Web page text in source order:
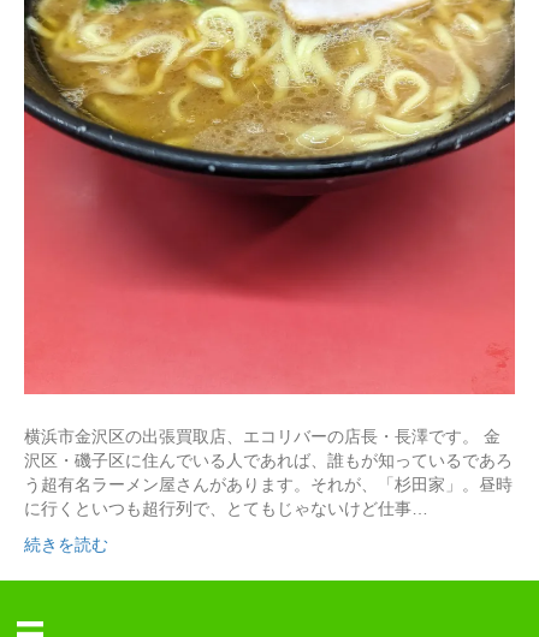
横浜市金沢区の出張買取店、エコリバーの店長・長澤です。 金
沢区・磯子区に住んでいる人であれば、誰もが知っているであろ
う超有名ラーメン屋さんがあります。それが、「杉田家」。昼時
に行くといつも超行列で、とてもじゃないけど仕事…
続きを読む